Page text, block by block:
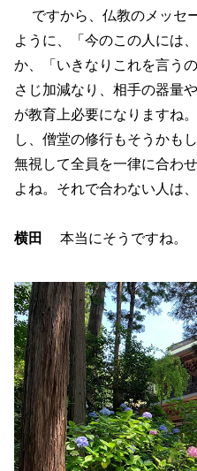
ですから、仏教のメッセ
ように、「今のこの人には
か、「いきなりこれを言う
さじ加減なり、相手の器量
が教育上必要になりますね
し、僧堂の修行もそうかも
無視して全員を一律に合わ
よね。それで合わない人は
横田 本当にそうですね。